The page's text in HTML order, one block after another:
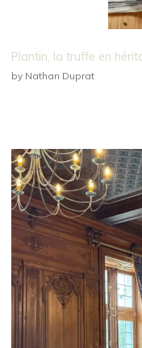
Plantin, la truffe en
by Nathan Duprat